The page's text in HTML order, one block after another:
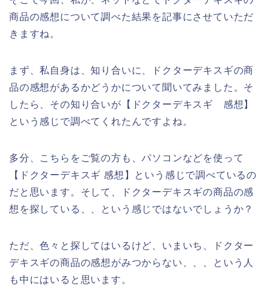
商品の感想について調べた結果を記事にさせていただ
きますね。
まず、私自身は、知り合いに、ドクターデキスギの商
品の感想があるかどうかについて聞いてみました。そ
したら、その知り合いが【ドクターデキスギ 感想】
という感じで調べてくれたんですよね。
多分、こちらをご覧の方も、パソコンなどを使って
【ドクターデキスギ 感想】という感じで調べているの
だと思います。そして、ドクターデキスギの商品の感
想を探している、、という感じではないでしょうか？
ただ、色々と探してはいるけど、いまいち、ドクター
デキスギの商品の感想がみつからない、、、という人
も中にはいると思います。